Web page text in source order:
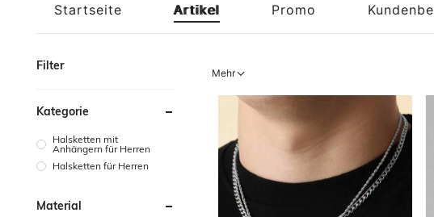
Startseite Artikel Promo
Filter
Kategorie
Halsketten mit
Anhängern für Herren
Halsketten für Herren
Material
Mehr